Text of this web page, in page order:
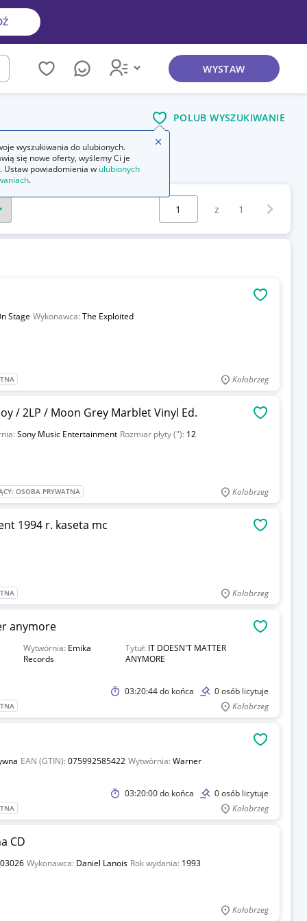
WYSTAW
POLUB WYSZUKIWANIE
Wybierz stronę:
z 1
Stage Wykonawca:The Exploited
Kołobrzeg
/ 2LP / Moon Grey Marblet Vinyl Ed.
Sony Music Entertainment Rozmiar płyty ("): 12
OSOBA PRYWATNA Kolobrzeg
CONSOLIDATED - Business Of Punishment 1994 r. kaseta mc
Kołobrzeg
anymore
Wytwórnia: Emika
Records
Tytuł: IT DOESN'T MATTER
ANYMORE
03:20:44do końca 0 osób licytuje
Kołobrzeg
EAN (GTIN):075992585422 Wytwórnia:Warner
03:20:00do końca 0 osób licytuje
Kołobrzeg
CD
Wykonawca: Daniel Lanois Rok wydania: 1993
Kołobrzeg
wyszukiwania do ulubionych.
się nowe oferty, wyślemy Ci je
Ustaw powiadomienia w ulubionych
.
Zamknij wskazówkę